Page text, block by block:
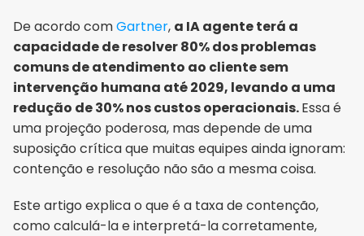
De acordo com Gartner, a IA agente terá a
capacidade de resolver 80% dos problemas
comuns de atendimento ao cliente sem
intervenção humana até 2029, levando a uma
redução de 30% nos custos operacionais. Essa é
uma projeção poderosa, mas depende de uma
suposição crítica que muitas equipes ainda ignoram:
contenção e resolução não são a mesma coisa.
Este artigo explica o que é a taxa de contenção,
como calculá-la e interpretá-la corretamente,